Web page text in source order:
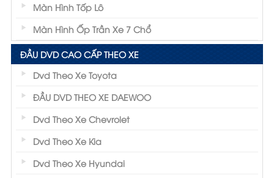
Màn Hình Tốp Lô
Màn Hình Ốp Trần Xe 7 Chổ
ĐẦU DVD CAO CẤP THEO XE
Dvd Theo Xe Toyota
ĐẦU DVD THEO XE DAEWOO
Dvd Theo Xe Chevrolet
Dvd Theo Xe Kia
Dvd Theo Xe Hyundai